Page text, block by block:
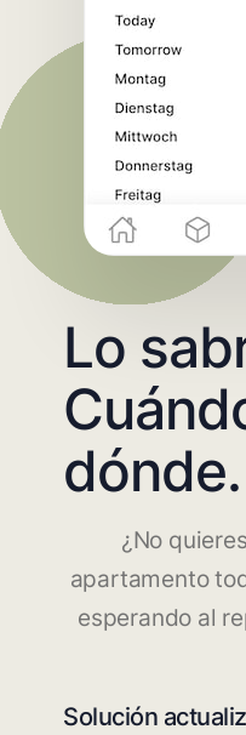
Lo
dónde.
¿No
apartamento
esperando al
Solución